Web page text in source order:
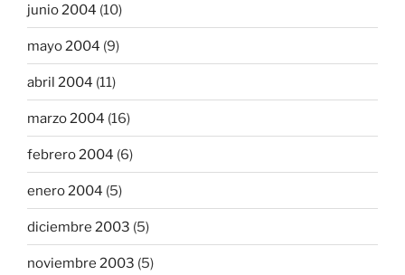
junio 2004 (10)
mayo 2004 (9)
abril 2004 (11)
marzo 2004 (16)
febrero 2004 (6)
enero 2004 (5)
diciembre 2003 (5)
noviembre 2003 (5)